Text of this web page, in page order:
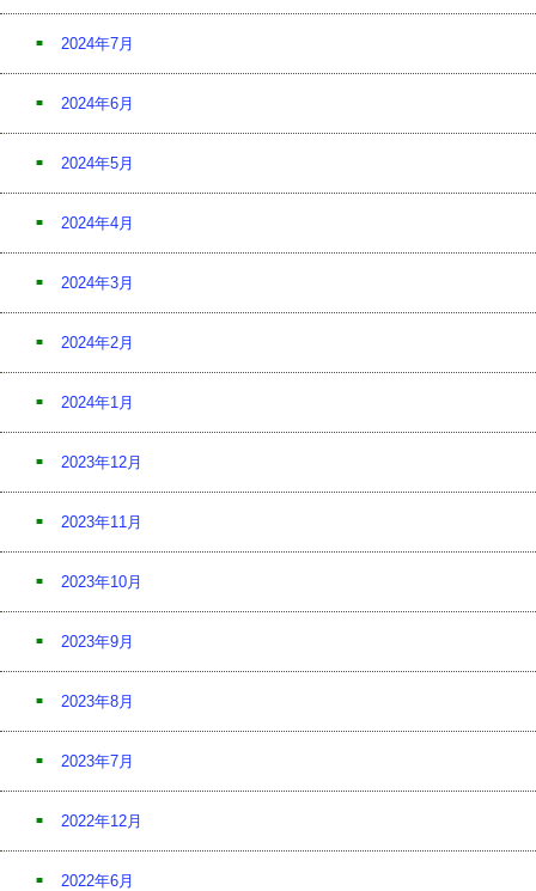
2024年7月
2024年6月
2024年5月
2024年4月
2024年3月
2024年2月
2024年1月
2023年12月
2023年11月
2023年10月
2023年9月
2023年8月
2023年7月
2022年12月
2022年6月